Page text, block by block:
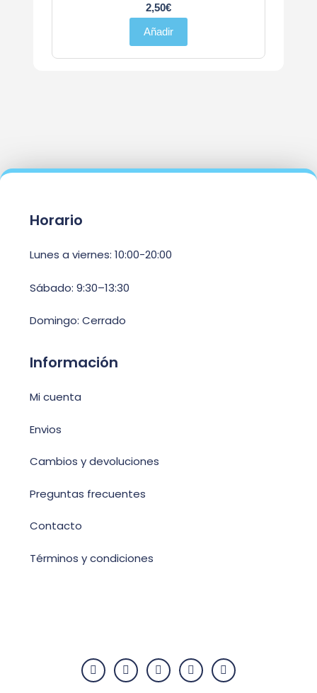
2,50€
Añadir
Horario
Lunes a viernes: 10:00-20:00
Sábado: 9:30–13:30
Domingo: Cerrado
Información
Mi cuenta
Envios
Cambios y devoluciones
Preguntas frecuentes
Contacto
Términos y condiciones